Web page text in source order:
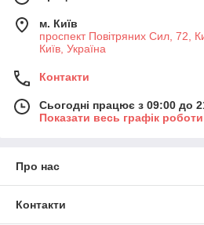
м. Київ
проспект Повітряних Сил, 72,
Київ, Україна
Контакти
Сьогодні працює з 09:00 до
Показати весь графік роботи
Про нас
Контакти